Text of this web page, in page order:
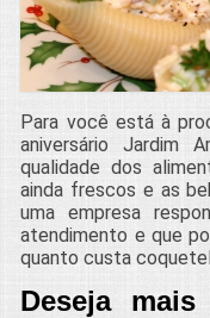
Para você está à
aniversário Jardim
qualidade dos
ainda frescos e as
uma empresa
atendimento e que
quanto custa
Deseja